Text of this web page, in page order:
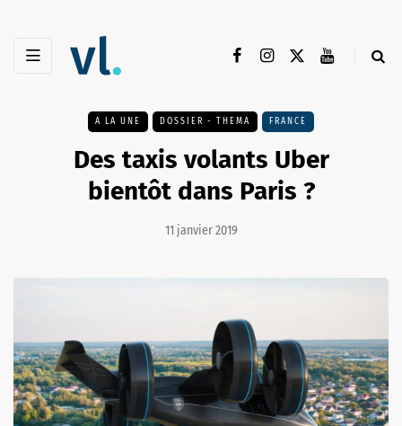
A LA UNE DOSSIER - THEMA FRANCE
Des taxis volants Uber
bientôt dans Paris ?
11 janvier 2019